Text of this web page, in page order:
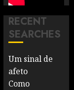
RECENT
SEARCHES
Um sinal de
afeto
Como